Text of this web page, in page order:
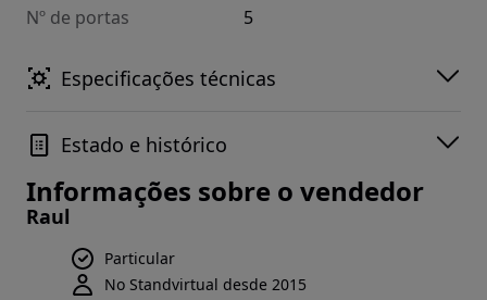
Nº de portas 5
Especificações técnicas
Estado e histórico
Informações sobre o vendedor
Raul
Particular
No Standvirtual desde 2015